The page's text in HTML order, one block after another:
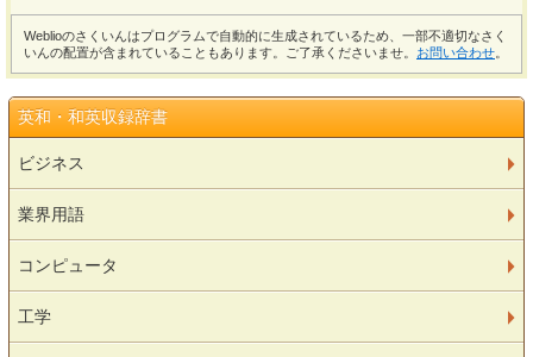
Weblioのさくいんはプログラムで自動的に生成されているため、一部不適切なさく
いんの配置が含まれていることもあります。ご了承くださいませ。 お問い合わせ
英和・和英収録辞書
ビジネス
業界用語
コンピュータ
工学